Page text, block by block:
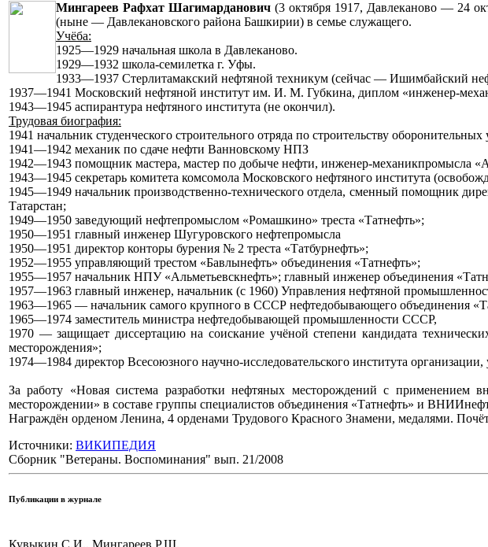
Мингареев Рафхат Шагимарданович (3 октября 1917, Давлеканово — 24
(ныне — Давлекановского района Башкирии) в семье служащего.
Учёба:
1925—1929 начальная школа в Давлеканово.
1929—1932 школа-семилетка г. Уфы.
1933—1937 Стерлитамакский нефтяной техникум (сейчас — Ишимбайский
1937—1941 Московский нефтяной институт им. И. М. Губкина, диплом «инженер-
1943—1945 аспирантура нефтяного института (не окончил).
Трудовая биография:
1941 начальник студенческого строительного отряда по строительству
1941—1942 механик по сдаче нефти Ванновскому НПЗ
1942—1943 помощник мастера, мастер по добыче нефти, инженер-механикпромысла
1943—1945 секретарь комитета комсомола Московского нефтяного института
1945—1949 начальник производственно-технического отдела, сменный помощник
Татарстан;
1949—1950 заведующий нефтепромыслом «Ромашкино» треста «Татнефть»;
1950—1951 главный инженер Шугуровского нефтепромысла
1950—1951 директор конторы бурения № 2 треста «Татбурнефть»;
1952—1955 управляющий трестом «Бавлынефть» объединения «Татнефть»;
1955—1957 начальник НПУ «Альметьевскнефть»; главный инженер объединения
1957—1963 главный инженер, начальник (с 1960) Управления нефтяной
1963—1965 — начальник самого крупного в СССР нефтедобывающего объединения
1965—1974 заместитель министра нефтедобывающей промышленности СССР,
1970 — защищает диссертацию на соискание учёной степени кандидата
месторождения»;
1974—1984 директор Всесоюзного научно-исследовательского института
За работу «Новая система разработки нефтяных месторождений с
месторождении» в составе группы специалистов объединения «Татнефть» и
Награждён орденом Ленина, 4 орденами Трудового Красного Знамени, медалями.
Источники: ВИКИПЕДИЯ
Сборник "Ветераны. Воспоминания" вып. 21/2008
Публикации в журнале